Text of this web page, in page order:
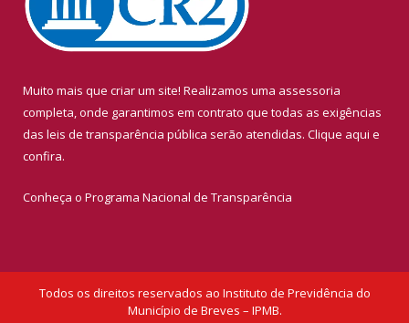
Muito mais que criar um site! Realizamos uma assessoria
completa, onde garantimos em contrato que todas as exigências
das leis de transparência pública serão atendidas. Clique aqui e
confira.
Conheça o Programa Nacional de Transparência
Todos os direitos reservados ao Instituto de Previdência do
Município de Breves – IPMB.